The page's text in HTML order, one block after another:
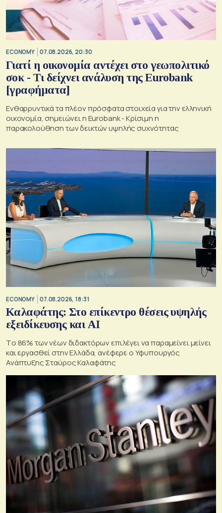
ECONOMY 07.08.2026, 20:30
Γιατί η οικονομία αντέχει στο γεωπολιτικό
σοκ - Τι δείχνει ανάλυση της Eurobank
[γραφήματα]
Ενθαρρυντικά τα πλέον πρόσφατα στοιχεία για την ελληνική
οικονομία, σημειώνει η Eurobank - Kρίσιμη η
παρακολούθηση των δεικτών υψηλής συχνότητας
ECONOMY 07.08.2026, 18:31
Καλαφάτης: Στο επίκεντρο θέσεις υψηλής
εξειδίκευσης και AI
Tο 86% των νέων διδακτόρων επιλέγει να παραμείνει μείνει
και εργασθεί στην Ελλάδα, ανέφερε ο Υφυπουργός
Ανάπτυξης Σταύρος Καλαφάτης